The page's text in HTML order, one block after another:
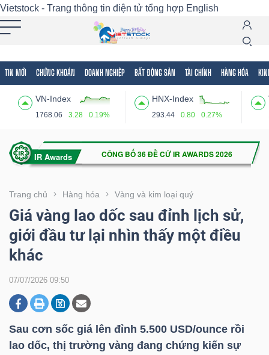
Vietstock - Trang thông tin điện tử tổng hợp English
TIN MỚI CHỨNG KHOÁN DOANH NGHIỆP BẤT ĐỘNG SẢN TÀI CHÍNH HÀNG HÓA
VN-Index
1768.06 3.28 0.19%
HNX-Index
293.44 0.80 0.27%
Trang chủ Hàng hóa Vàng và kim loại quý
Giá vàng lao dốc sau đỉnh lịch sử,
giới đầu tư lại nhìn thấy một điều
khác
07/07/2026 09:50
Sau cơn sốc giá lên đỉnh 5.500 USD/ounce rồi
lao dốc, thị trường vàng đang chứng kiến sự
Tất cả Tính năng Ngành Mã chứng khoán
Tính
(-)
VIETSTOCK
CHỨNG
KHOÁN
DOANH
NGHIỆP